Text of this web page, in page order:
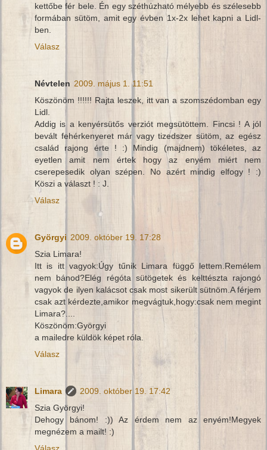
kettőbe fér bele. Én egy széthúzható mélyebb és szélesebb
formában sütöm, amit egy évben 1x-2x lehet kapni a Lidl-
ben.
Válasz
Névtelen 2009. május 1. 11:51
Köszönöm !!!!!! Rajta leszek, itt van a szomszédomban egy
Lidl.
Addig is a kenyérsütős verziót megsütöttem. Fincsi ! A jól
bevált fehérkenyeret már vagy tizedszer sütöm, az egész
család rajong érte ! :) Mindig (majdnem) tökéletes, az
eyetlen amit nem értek hogy az enyém miért nem
cserepesedik olyan szépen. No azért mindig elfogy ! :)
Köszi a választ ! : J.
Válasz
Györgyi 2009. október 19. 17:28
Szia Limara!
Itt is itt vagyok:Úgy tűnik Limara függő lettem.Remélem
nem bánod?Elég régóta sütögetek és kelttészta rajongó
vagyok de ilyen kalácsot csak most sikerült sütnöm.A férjem
csak azt kérdezte,amikor megvágtuk,hogy:csak nem megint
Limara?....
Köszönöm:Györgyi
a mailedre küldök képet róla.
Válasz
Limara
2009. október 19. 17:42
Szia Györgyi!
Dehogy bánom! :)) Az érdem nem az enyém!Megyek
megnézem a mailt! :)